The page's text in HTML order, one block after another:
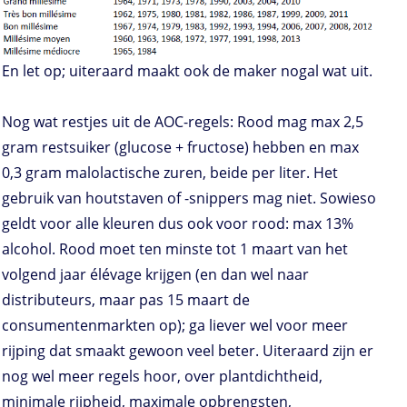
En let op; uiteraard maakt ook de maker nogal wat uit.
Nog wat restjes uit de AOC-regels: Rood mag max 2,5
gram restsuiker (glucose + fructose) hebben en max
0,3 gram malolactische zuren, beide per liter. Het
gebruik van houtstaven of -snippers mag niet. Sowieso
geldt voor alle kleuren dus ook voor rood: max 13%
alcohol. Rood moet ten minste tot 1 maart van het
volgend jaar élévage krijgen (en dan wel naar
distributeurs, maar pas 15 maart de
consumentenmarkten op); ga liever wel voor meer
rijping dat smaakt gewoon veel beter. Uiteraard zijn er
nog wel meer regels hoor, over plantdichtheid,
minimale rijpheid, maximale opbrengsten,